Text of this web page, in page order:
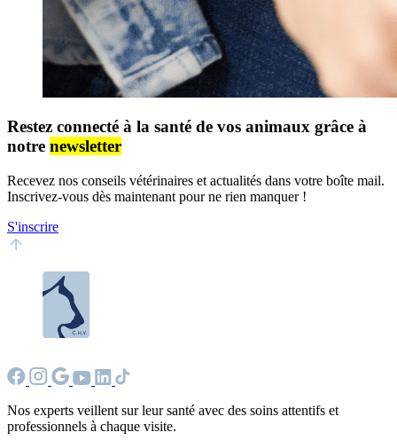
Restez connecté à la santé de vos animaux grâce à
notre newsletter
Recevez nos conseils vétérinaires et actualités dans votre boîte mail.
Inscrivez-vous dès maintenant pour ne rien manquer !
S'inscrire
Nos experts veillent sur leur santé avec des soins attentifs et
professionnels à chaque visite.